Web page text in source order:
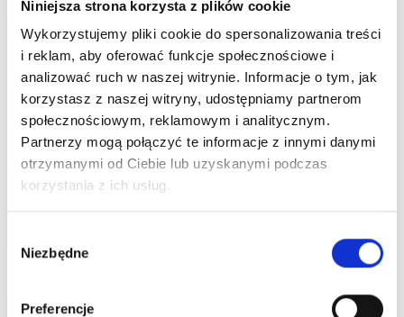
Niniejsza strona korzysta z plików cookie
Wykorzystujemy pliki cookie do spersonalizowania treści
i reklam, aby oferować funkcje społecznościowe i
analizować ruch w naszej witrynie. Informacje o tym, jak
korzystasz z naszej witryny, udostępniamy partnerom
społecznościowym, reklamowym i analitycznym.
Partnerzy mogą połączyć te informacje z innymi danymi
otrzymanymi od Ciebie lub uzyskanymi podczas
korzystania z ich usług.
zgody
Niezbędne
Preferencje
ALE UPAŁ! Dbajmy o siebie nawzajem.